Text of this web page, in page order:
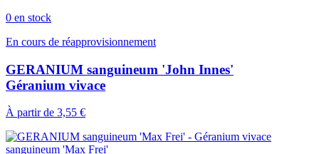
0 en stock
En cours de réapprovisionnement
GERANIUM sanguineum 'John Innes'
Géranium vivace
À partir de 3,55 €